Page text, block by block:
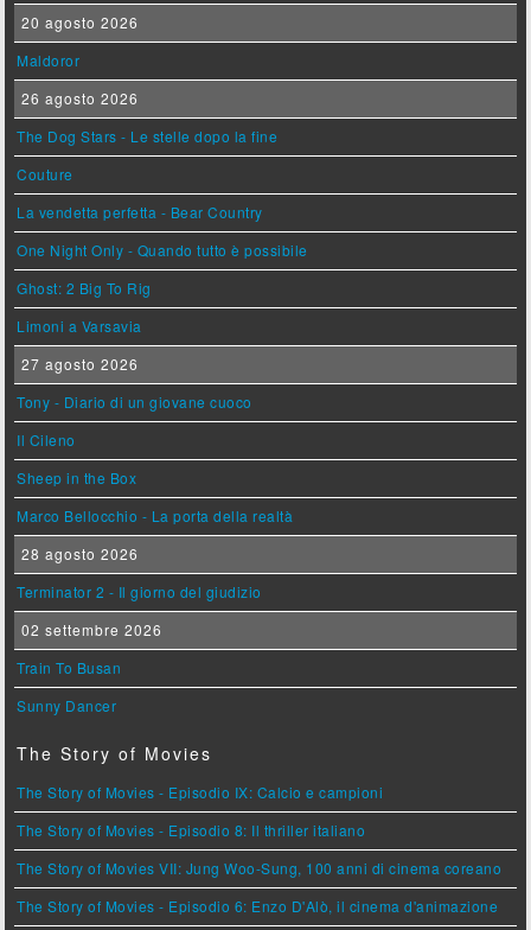
20 agosto 2026
Maldoror
26 agosto 2026
The Dog Stars - Le stelle dopo la fine
Couture
La vendetta perfetta - Bear Country
One Night Only - Quando tutto è possibile
Ghost: 2 Big To Rig
Limoni a Varsavia
27 agosto 2026
Tony - Diario di un giovane cuoco
Il Cileno
Sheep in the Box
Marco Bellocchio - La porta della realtà
28 agosto 2026
Terminator 2 - Il giorno del giudizio
02 settembre 2026
Train To Busan
Sunny Dancer
The Story of Movies
The Story of Movies - Episodio IX: Calcio e campioni
The Story of Movies - Episodio 8: Il thriller italiano
The Story of Movies VII: Jung Woo-Sung, 100 anni di cinema coreano
The Story of Movies - Episodio 6: Enzo D'Alò, il cinema d'animazione